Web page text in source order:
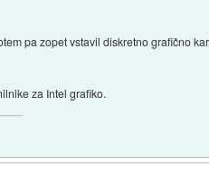
pa zopet vstavil diskretno grafično
za Intel grafiko.